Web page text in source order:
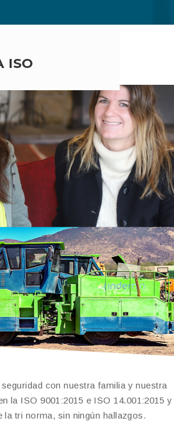
ISO
con nuestra familia y nuestra
la ISO 9001:2015 e ISO 14.001:2015 y
tri norma, sin ningún hallazgos.